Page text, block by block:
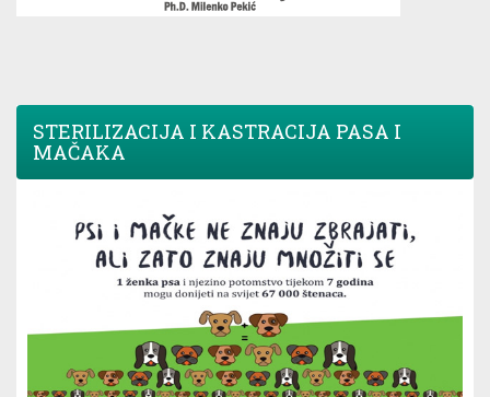
STERILIZACIJA I KASTRACIJA PASA I
MAČAKA